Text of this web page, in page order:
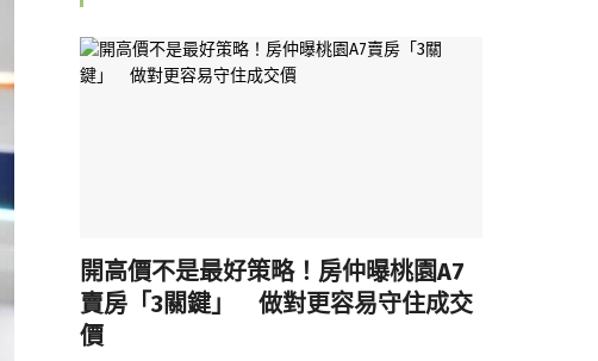
開高價不是最好策略！房仲曝桃園A7
賣房「3關鍵」 做對更容易守住成交
價